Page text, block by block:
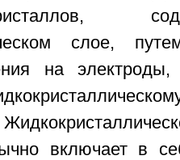
слое,
на
включает в